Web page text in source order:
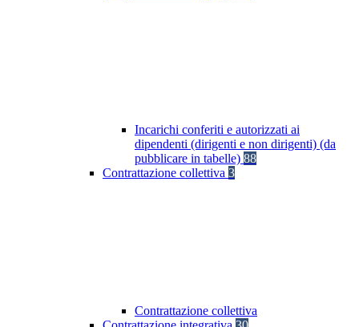
Incarichi conferiti e autorizzati ai
dipendenti (dirigenti e non dirigenti) (da
pubblicare in tabelle) 88
Contrattazione collettiva 3
Contrattazione collettiva